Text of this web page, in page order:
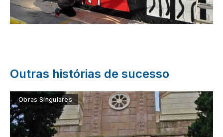
Outras histórias de sucesso
Obras Singulares